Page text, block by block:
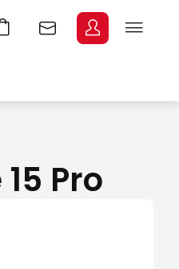
Pro